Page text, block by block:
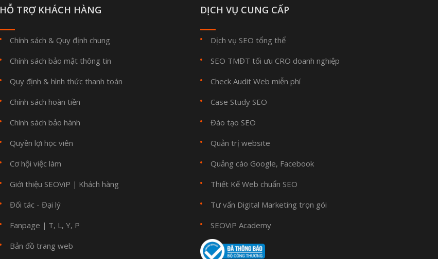
HỖ TRỢ KHÁCH HÀNG
Chính sách & Quy định chung
Chính sách bảo mật thông tin
Quy định & hình thức thanh toán
Chính sách hoàn tiền
Chính sách bảo hành
Quyền lợi học viên
Cơ hội việc làm
Giới thiệu SEOViP | Khách hàng
Đối tác - Đại lý
Fanpage | T, L, Y, P
Bản đồ trang web
DỊCH VỤ CUNG CẤP
Dịch vụ SEO tổng thể
SEO TMĐT tối ưu CRO doanh nghiệp
Check Audit Web miễn phí
Case Study SEO
Đào tạo SEO
Quản trị website
Quảng cáo Google, Facebook
Thiết Kế Web chuẩn SEO
Tư vấn Digital Marketing trọn gói
SEOViP Academy